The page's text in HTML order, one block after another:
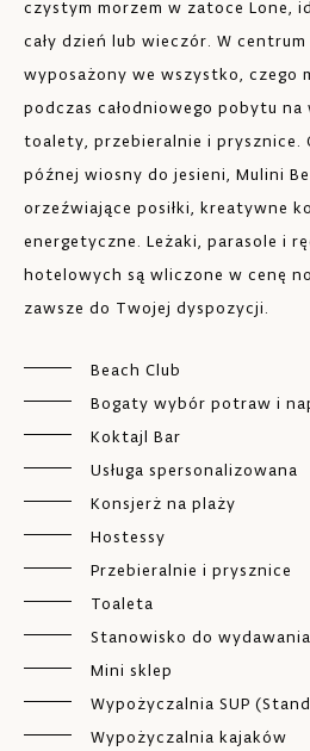
czystym morzem w zatoce Lone,
cały dzień lub wieczór. W
wyposażony we wszystko, czego
podczas całodniowego pobytu
toalety, przebieralnie i prysznice.
późnej wiosny do jesieni, Mulini
orzeźwiające posiłki, kreatywne
energetyczne. Leżaki, parasole i
hotelowych są wliczone w cenę
zawsze do Twojej dyspozycji.
Beach Club
Bogaty wybór potraw i
Koktajl Bar
Usługa spersonalizowana
Konsjerż na plaży
Hostessy
Przebieralnie i prysznice
Toaleta
Stanowisko do
Mini sklep
Wypożyczalnia SUP
Wypożyczalnia kajaków